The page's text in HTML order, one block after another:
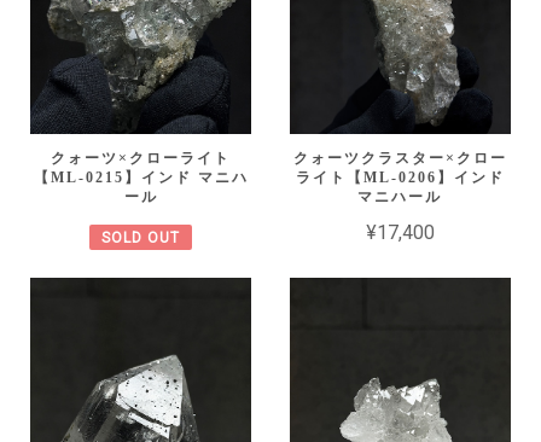
クォーツ×クローライト
【ML-0215】インド マニハ
ール
SOLD OUT
クォーツクラスター×クロー
ライト【ML-0206】インド
マニハール
¥17,400